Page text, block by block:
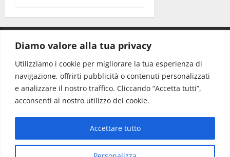
Diamo valore alla tua privacy
Utilizziamo i cookie per migliorare la tua esperienza di
navigazione, offrirti pubblicità o contenuti personalizzati
e analizzare il nostro traffico. Cliccando “Accetta tutti”,
acconsenti al nostro utilizzo dei cookie.
Accettare tutto
CONTATTI.
Redazione: redazione@www.martinasera.it
Direttore:direttore@www.martinasera.it
Info & Commerciale:info@www.martinasera.it
Home News Vivere la città EVENTI
Salute